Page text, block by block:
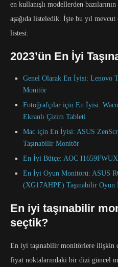
en kullanışlı modellerden
aşağıda listeledik. İşte bu yıl
listesi:
2023’ün En İyi
Genel Olarak En İyisi: Lenovo
Monitör
Fotoğrafçılar için En İyisi:
Ekranlı Çizim Tableti
Mac için En İyisi: ASUS
Taşınabilir Monitör
En İyi Bütçe: AOC
En İyi Oyun Monitörü: ASUS
(XG17AHPE) Taşınabilir Oyun
En iyi taşınabilir
seçtik?
En iyi taşınabilir monitörlere ilişkin
fiyat noktalarındaki bir dizi güncel